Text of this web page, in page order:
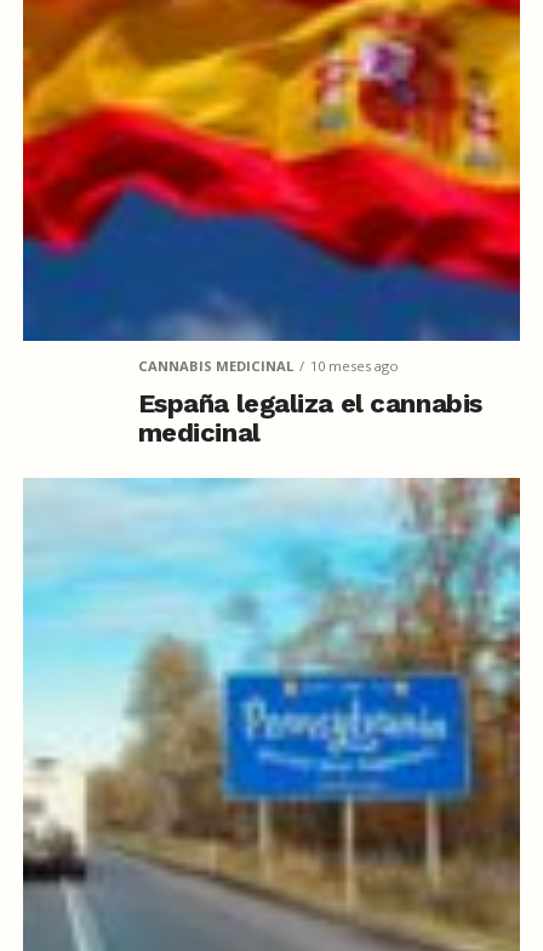
CANNABIS MEDICINAL 10 meses ago
España legaliza el cannabis
medicinal